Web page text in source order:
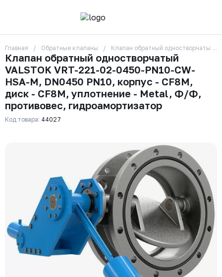
О компании
Контакты
Бренды
Отзывы
Сотрудники
Вакансии
Доставка
Оплата
+7 (495) 215-24-81
Заказать звонок
zakaz325@ks-rus.com
Email для связи
Одинцово, Внуковская 9, пав. 31
Пункт выдачи заказов
Главная Обратные клапаны Клапан обратный одностворчатый
Клапан обратный одностворчатый
VALSTOK VRT-221-02-0450-PN10-CW-
HSA-M, DN0450 PN10, корпус - CF8M,
диск - CF8M, уплотнение - Metal, Ф/Ф,
противовес, гидроамортизатор
Код товара: 44027